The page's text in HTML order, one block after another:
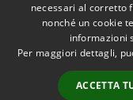
Accessibilità
necessari al corretto
nonché un cookie
informazioni
Per maggiori dettagli,
ACCETTA